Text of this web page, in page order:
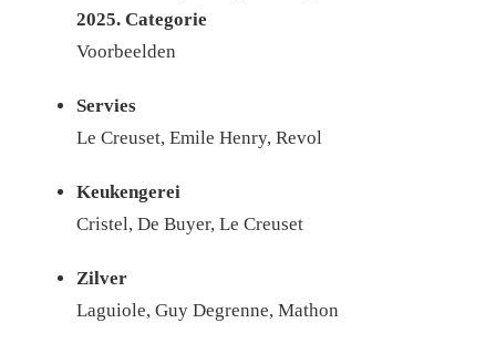
2025. Categorie
Voorbeelden
Servies
Le Creuset, Emile Henry, Revol
Keukengerei
Cristel, De Buyer, Le Creuset
Zilver
Laguiole, Guy Degrenne, Mathon